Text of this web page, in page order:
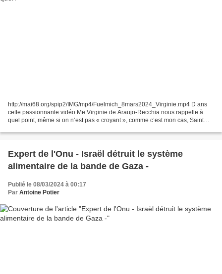
http://mai68.org/spip2/IMG/mp4/Fuelmich_8mars2024_Virginie.mp4 D ans
cette passionnante vidéo Me Virginie de Araujo-Recchia nous rappelle à
quel point, même si on n’est pas « croyant », comme c’est mon cas, Saint
Expert de l'Onu - Israël détruit le système
alimentaire de la bande de Gaza -
Publié le 08/03/2024 à 00:17
Par Antoine Potier